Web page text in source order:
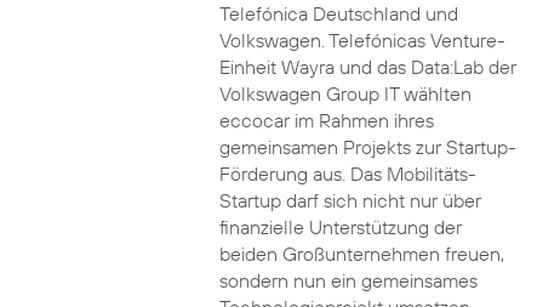
Telefónica Deutschland und
Volkswagen. Telefónicas Venture-
Einheit Wayra und das Data:Lab der
Volkswagen Group IT wählten
eccocar im Rahmen ihres
gemeinsamen Projekts zur Startup-
Förderung aus. Das Mobilitäts-
Startup darf sich nicht nur über
finanzielle Unterstützung der
beiden Großunternehmen freuen,
sondern nun ein gemeinsames